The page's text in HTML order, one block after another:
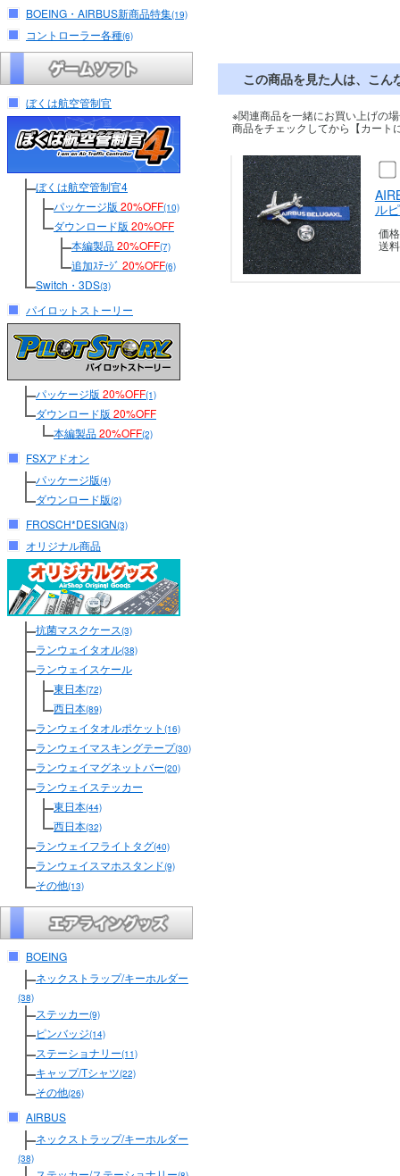
BOEING・AIRBUS新商品特集(19)
コントローラー各種(6)
ぼくは航空管制官
ぼくは航空管制官4
パッケージ版 20%OFF(10)
ダウンロード版 20%OFF
本編製品20%OFF(7)
追加ｽﾃｰｼﾞ 20%OFF(6)
Switch・3DS(3)
パイロットストーリー
パッケージ版 20%OFF(1)
ダウンロード版 20%OFF
本編製品20%OFF(2)
FSXアドオン
パッケージ版(4)
ダウンロード版(2)
FROSCH*DESIGN(3)
オリジナル商品
抗菌マスクケース(3)
ランウェイタオル(38)
ランウェイスケール
東日本(72)
西日本(89)
ランウェイタオルポケット (16)
ランウェイマスキングテープ(30)
ランウェイマグネットバー(20)
ランウェイステッカー
東日本(44)
西日本(32)
ランウェイフライトタグ(40)
ランウェイスマホスタンド(9)
その他(13)
BOEING
ネックストラップ/キーホルダー
(38)
ステッカー(9)
ピンバッジ(14)
ステーショナリー(11)
キャップ/Tシャツ(22)
その他(26)
AIRBUS
ネックストラップ/キーホルダー
(38)
この商品を見た人は、こん
※関連商品を一緒にお買い上げの
商品をチェックしてから【カート
ル
価
送